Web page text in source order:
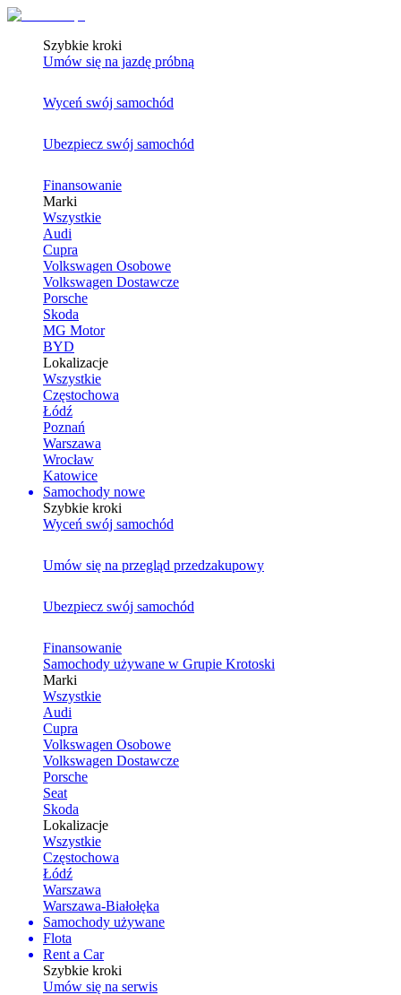
Szybkie kroki
Umów się na jazdę próbną
Wyceń swój samochód
Ubezpiecz swój samochód
Finansowanie
Marki
Wszystkie
Audi
Cupra
Volkswagen Osobowe
Volkswagen Dostawcze
Porsche
Skoda
MG Motor
BYD
Lokalizacje
Wszystkie
Częstochowa
Łódź
Poznań
Warszawa
Wrocław
Katowice
Samochody nowe
Szybkie kroki
Wyceń swój samochód
Umów się na przegląd przedzakupowy
Ubezpiecz swój samochód
Finansowanie
Samochody używane w Grupie Krotoski
Marki
Wszystkie
Audi
Cupra
Volkswagen Osobowe
Volkswagen Dostawcze
Porsche
Seat
Skoda
Lokalizacje
Wszystkie
Częstochowa
Łódź
Warszawa
Warszawa-Białołęka
Samochody używane
Flota
Rent a Car
Szybkie kroki
Umów się na serwis